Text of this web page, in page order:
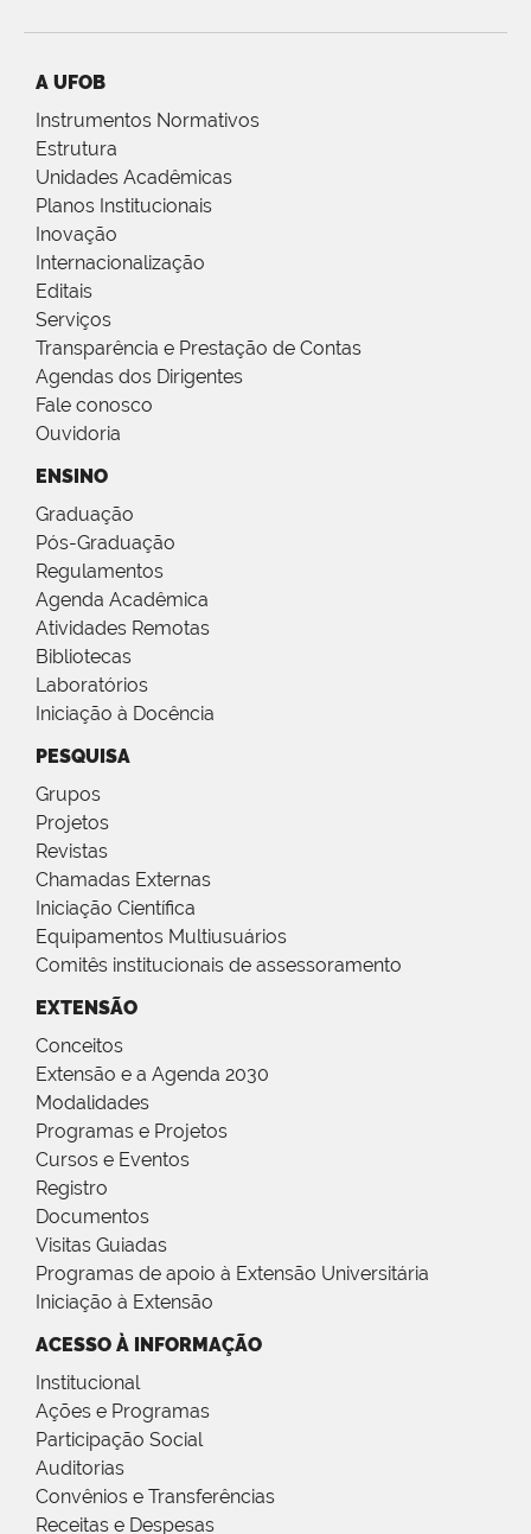
A UFOB
Instrumentos Normativos
Estrutura
Unidades Acadêmicas
Planos Institucionais
Inovação
Internacionalização
Editais
Serviços
Transparência e Prestação de Contas
Agendas dos Dirigentes
Fale conosco
Ouvidoria
ENSINO
Graduação
Pós-Graduação
Regulamentos
Agenda Acadêmica
Atividades Remotas
Bibliotecas
Laboratórios
Iniciação à Docência
PESQUISA
Grupos
Projetos
Revistas
Chamadas Externas
Iniciação Científica
Equipamentos Multiusuários
Comitês institucionais de assessoramento
EXTENSÃO
Conceitos
Extensão e a Agenda 2030
Modalidades
Programas e Projetos
Cursos e Eventos
Registro
Documentos
Visitas Guiadas
Programas de apoio à Extensão Universitária
Iniciação à Extensão
ACESSO À INFORMAÇÃO
Institucional
Ações e Programas
Participação Social
Auditorias
Convênios e Transferências
Receitas e Despesas